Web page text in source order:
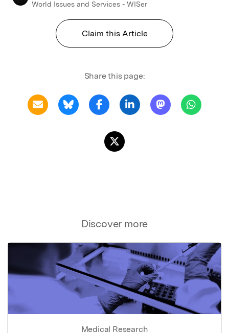
World Issues and Services - WISer
Claim this Article
Share this page:
Discover more
Medical Research